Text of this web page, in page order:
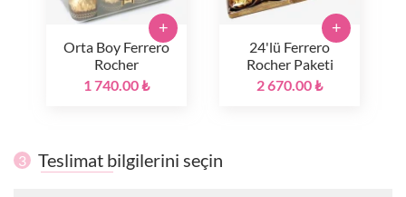
Orta Boy Ferrero
Rocher
1 740.00 ₺
+
24'lü Ferrero
Rocher Paketi
2 670.00 ₺
+
3 Teslimat bilgilerini seçin